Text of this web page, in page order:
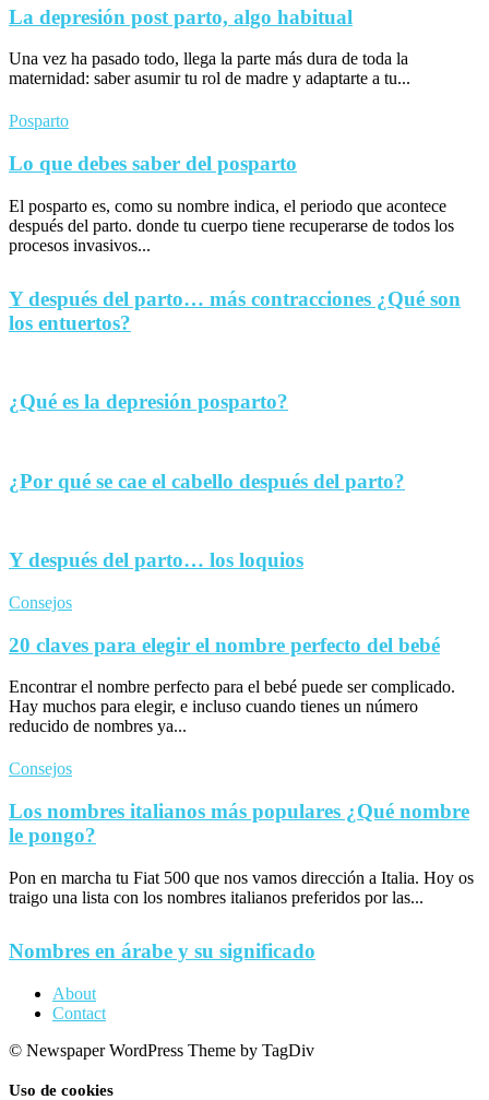
La depresión post parto, algo habitual
Una vez ha pasado todo, llega la parte más dura de toda la
maternidad: saber asumir tu rol de madre y adaptarte a tu...
Posparto
Lo que debes saber del posparto
El posparto es, como su nombre indica, el periodo que acontece
después del parto. donde tu cuerpo tiene recuperarse de todos los
procesos invasivos...
Y después del parto… más contracciones ¿Qué son
los entuertos?
¿Qué es la depresión posparto?
¿Por qué se cae el cabello después del parto?
Y después del parto… los loquios
Consejos
20 claves para elegir el nombre perfecto del bebé
Encontrar el nombre perfecto para el bebé puede ser complicado.
Hay muchos para elegir, e incluso cuando tienes un número
reducido de nombres ya...
Consejos
Los nombres italianos más populares ¿Qué nombre
le pongo?
Pon en marcha tu Fiat 500 que nos vamos dirección a Italia. Hoy os
traigo una lista con los nombres italianos preferidos por las...
Nombres en árabe y su significado
About
Contact
© Newspaper WordPress Theme by TagDiv
Uso de cookies